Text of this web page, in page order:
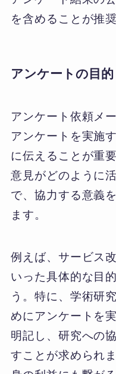
を含めることが推
アンケートの目的
アンケート依頼メ
アンケートを実施
に伝えることが重
意見がどのように
で、協力する意義
ます。
例えば、サービス
いった具体的な目
う。特に、学術研
めにアンケートを
明記し、研究への
すことが求められ